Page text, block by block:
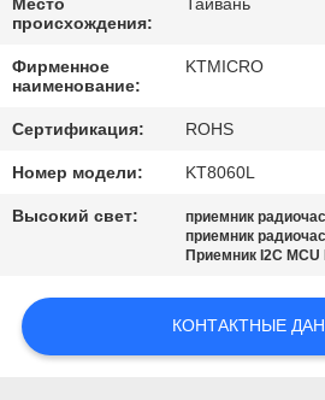
КОНТРОЛЬ
КАЧЕСТВА
СВЯЖИТЕСЬ
С
НОВОСТИ
Место
происхождения:
Тайвань
Фирменное
наименование:
KTMICRO
Сертификация: ROHS
Номер модели: KT8060L
Высокий свет: приемник
приемник
Приемник I2C MCU
КОНТАКТНЫЕ